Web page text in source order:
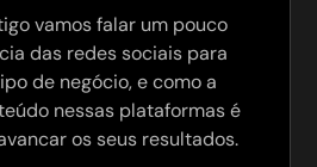
vamos falar um pouco
das redes sociais para
de negócio, e como a
nessas plataformas é
os seus resultados.